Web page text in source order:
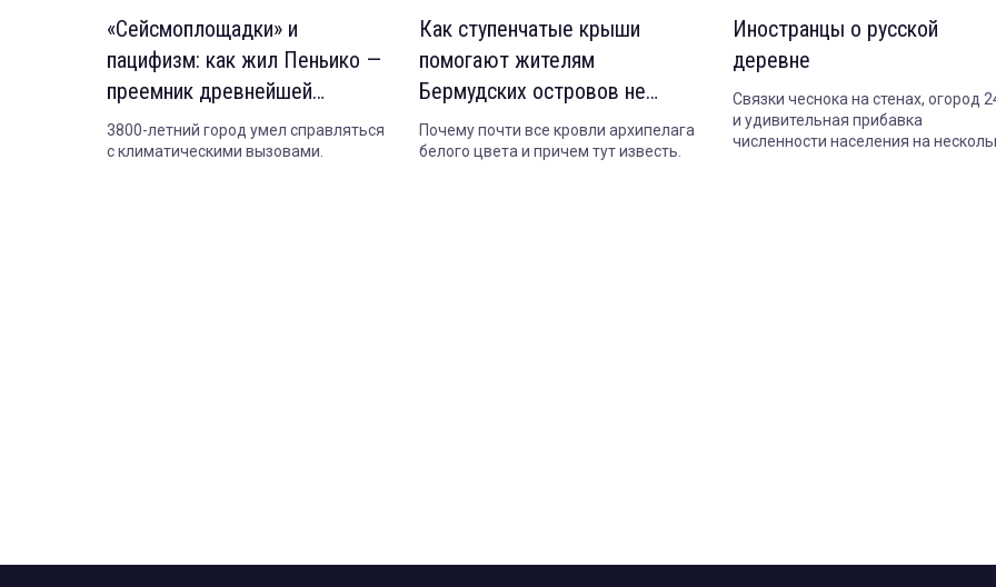
«Сейсмоплощадки» и
пацифизм: как жил Пеньико —
преемник древнейшей
цивилизации Америки
3800-летний город умел справляться
с климатическими вызовами.
Как ступенчатые крыши
помогают жителям
Бермудских островов не
умереть от жажды
Почему почти все кровли архипелага
белого цвета и причем тут известь.
Иностранцы о русской
деревне
Связки чеснока на стенах, огород
и удивительная прибавка
численности населения на